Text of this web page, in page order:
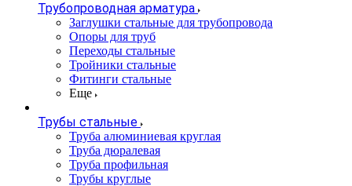
Трубопроводная арматура
Заглушки стальные для трубопровода
Опоры для труб
Переходы стальные
Тройники стальные
Фитинги стальные
Еще
Трубы стальные
Труба алюминиевая круглая
Труба дюралевая
Труба профильная
Трубы круглые